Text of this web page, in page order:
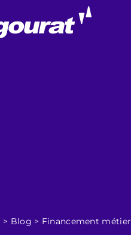
> Blog > Financement métier